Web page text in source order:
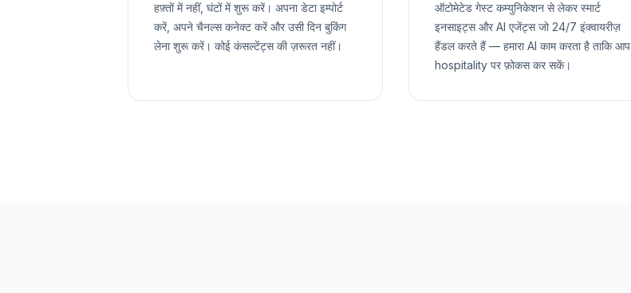
हफ़्तों में नहीं, घंटों में शुरू करें। अपना डेटा इम्पोर्ट
करें, अपने चैनल्स कनेक्ट करें और उसी दिन बुकिंग
लेना शुरू करें। कोई कंसल्टेंट्स की ज़रूरत नहीं।
ऑटोमेटेड गेस्ट कम्युनिकेशन से लेकर स्मार्ट
इनसाइट्स और AI एजेंट्स जो 24/7 इंक्वायरीज़
हैंडल करते हैं — हमारा AI काम करता है ताकि आप
hospitality पर फ़ोकस कर सकें।